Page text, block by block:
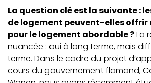
La question clé est la suivante :
de logement peuvent-elles offrir
pour le logement abordable ?La
nuancée : oui à long terme, mais
terme. Dans le cadre du projet
cours du gouvernement flamand,